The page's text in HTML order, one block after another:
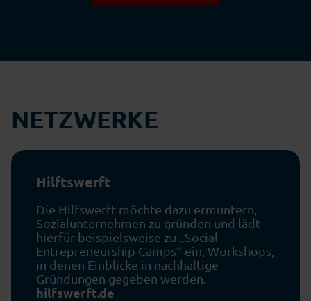
NETZWERKE
Hilftswerft
Die Hilfswerft möchte dazu ermuntern,
Sozialunternehmen zu gründen und lädt
hierfür beispielsweise zu „Social
Entrepreneurship Camps“ ein, Workshops,
in denen Einblicke in nachhaltige
Gründungen gegeben werden.
hilfswerft.de